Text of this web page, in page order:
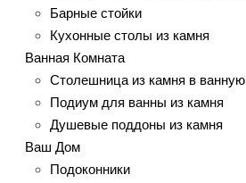
Барные стойки
Кухонные столы из камня
Ванная Комната
Столешница из камня в ванную
Подиум для ванны из камня
Душевые поддоны из камня
Ваш Дом
Подоконники